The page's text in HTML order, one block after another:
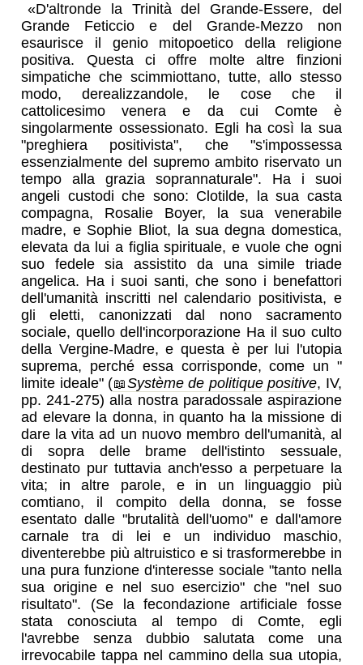
«D'altronde la Trinità del Grande-Essere, del
Grande Feticcio e del Grande-Mezzo non
esaurisce il genio mitopoetico della religione
positiva. Questa ci offre molte altre finzioni
simpatiche che scimmiottano, tutte, allo stesso
modo, derealizzandole, le cose che il
cattolicesimo venera e da cui Comte è
singolarmente ossessionato. Egli ha così la sua
"preghiera positivista", che "s'impossessa
essenzialmente del supremo ambito riservato un
tempo alla grazia soprannaturale". Ha i suoi
angeli custodi che sono: Clotilde, la sua casta
compagna, Rosalie Boyer, la sua venerabile
madre, e Sophie Bliot, la sua degna domestica,
elevata da lui a figlia spirituale, e vuole che ogni
suo fedele sia assistito da una simile triade
angelica. Ha i suoi santi, che sono i benefattori
dell'umanità inscritti nel calendario positivista, e
gli eletti, canonizzati dal nono sacramento
sociale, quello dell'incorporazione Ha il suo culto
della Vergine-Madre, e questa è per lui l'utopia
suprema, perché essa corrisponde, come un "
limite ideale" (
Système de politique positive, IV,
pp. 241-275) alla nostra paradossale aspirazione
ad elevare la donna, in quanto ha la missione di
dare la vita ad un nuovo membro dell'umanità, al
di sopra delle brame dell'istinto sessuale,
destinato pur tuttavia anch'esso a perpetuare la
vita; in altre parole, e in un linguaggio più
comtiano, il compito della donna, se fosse
esentato dalle "brutalità dell'uomo" e dall'amore
carnale tra di lei e un individuo maschio,
diventerebbe più altruistico e si trasformerebbe in
una pura funzione d'interesse sociale "tanto nella
sua origine e nel suo esercizio" che "nel suo
risultato". (Se la fecondazione artificiale fosse
stata conosciuta al tempo di Comte, egli
l'avrebbe senza dubbio salutata come una
irrevocabile tappa nel cammino della sua utopia,